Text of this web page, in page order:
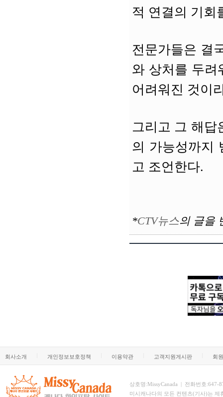
적 연결의 기회
전문가들은 결
와 상처를 두려
어려워진 것이
그리고 그 해답
의 가능성까지
고 조언한다.
*CTV뉴스의 글을
회사소개 개인정보보호정책 이용약관 고객지원게시판 회
상호명:MissyCanada | 전화번호:647-
미시캐나다의 모든 컨텐츠(기사)는